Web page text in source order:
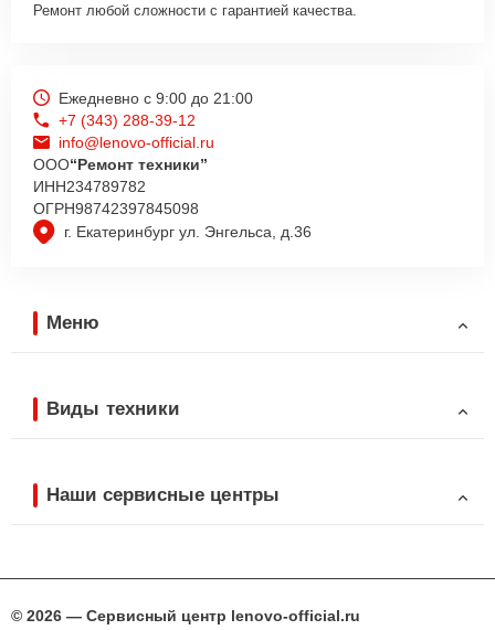
Ремонт любой сложности с гарантией качества.
г. Екатеринбург ул. Энгельса, д.36
Ежедневно с 9:00 до 21:00
+7 (343) 288-39-12
info@lenovo-official.ru
ООО“Ремонт техники”
ИНН234789782
ОГРН98742397845098
Меню
Виды техники
Наши сервисные центры
© 2026 — Сервисный центр lenovo-official.ru